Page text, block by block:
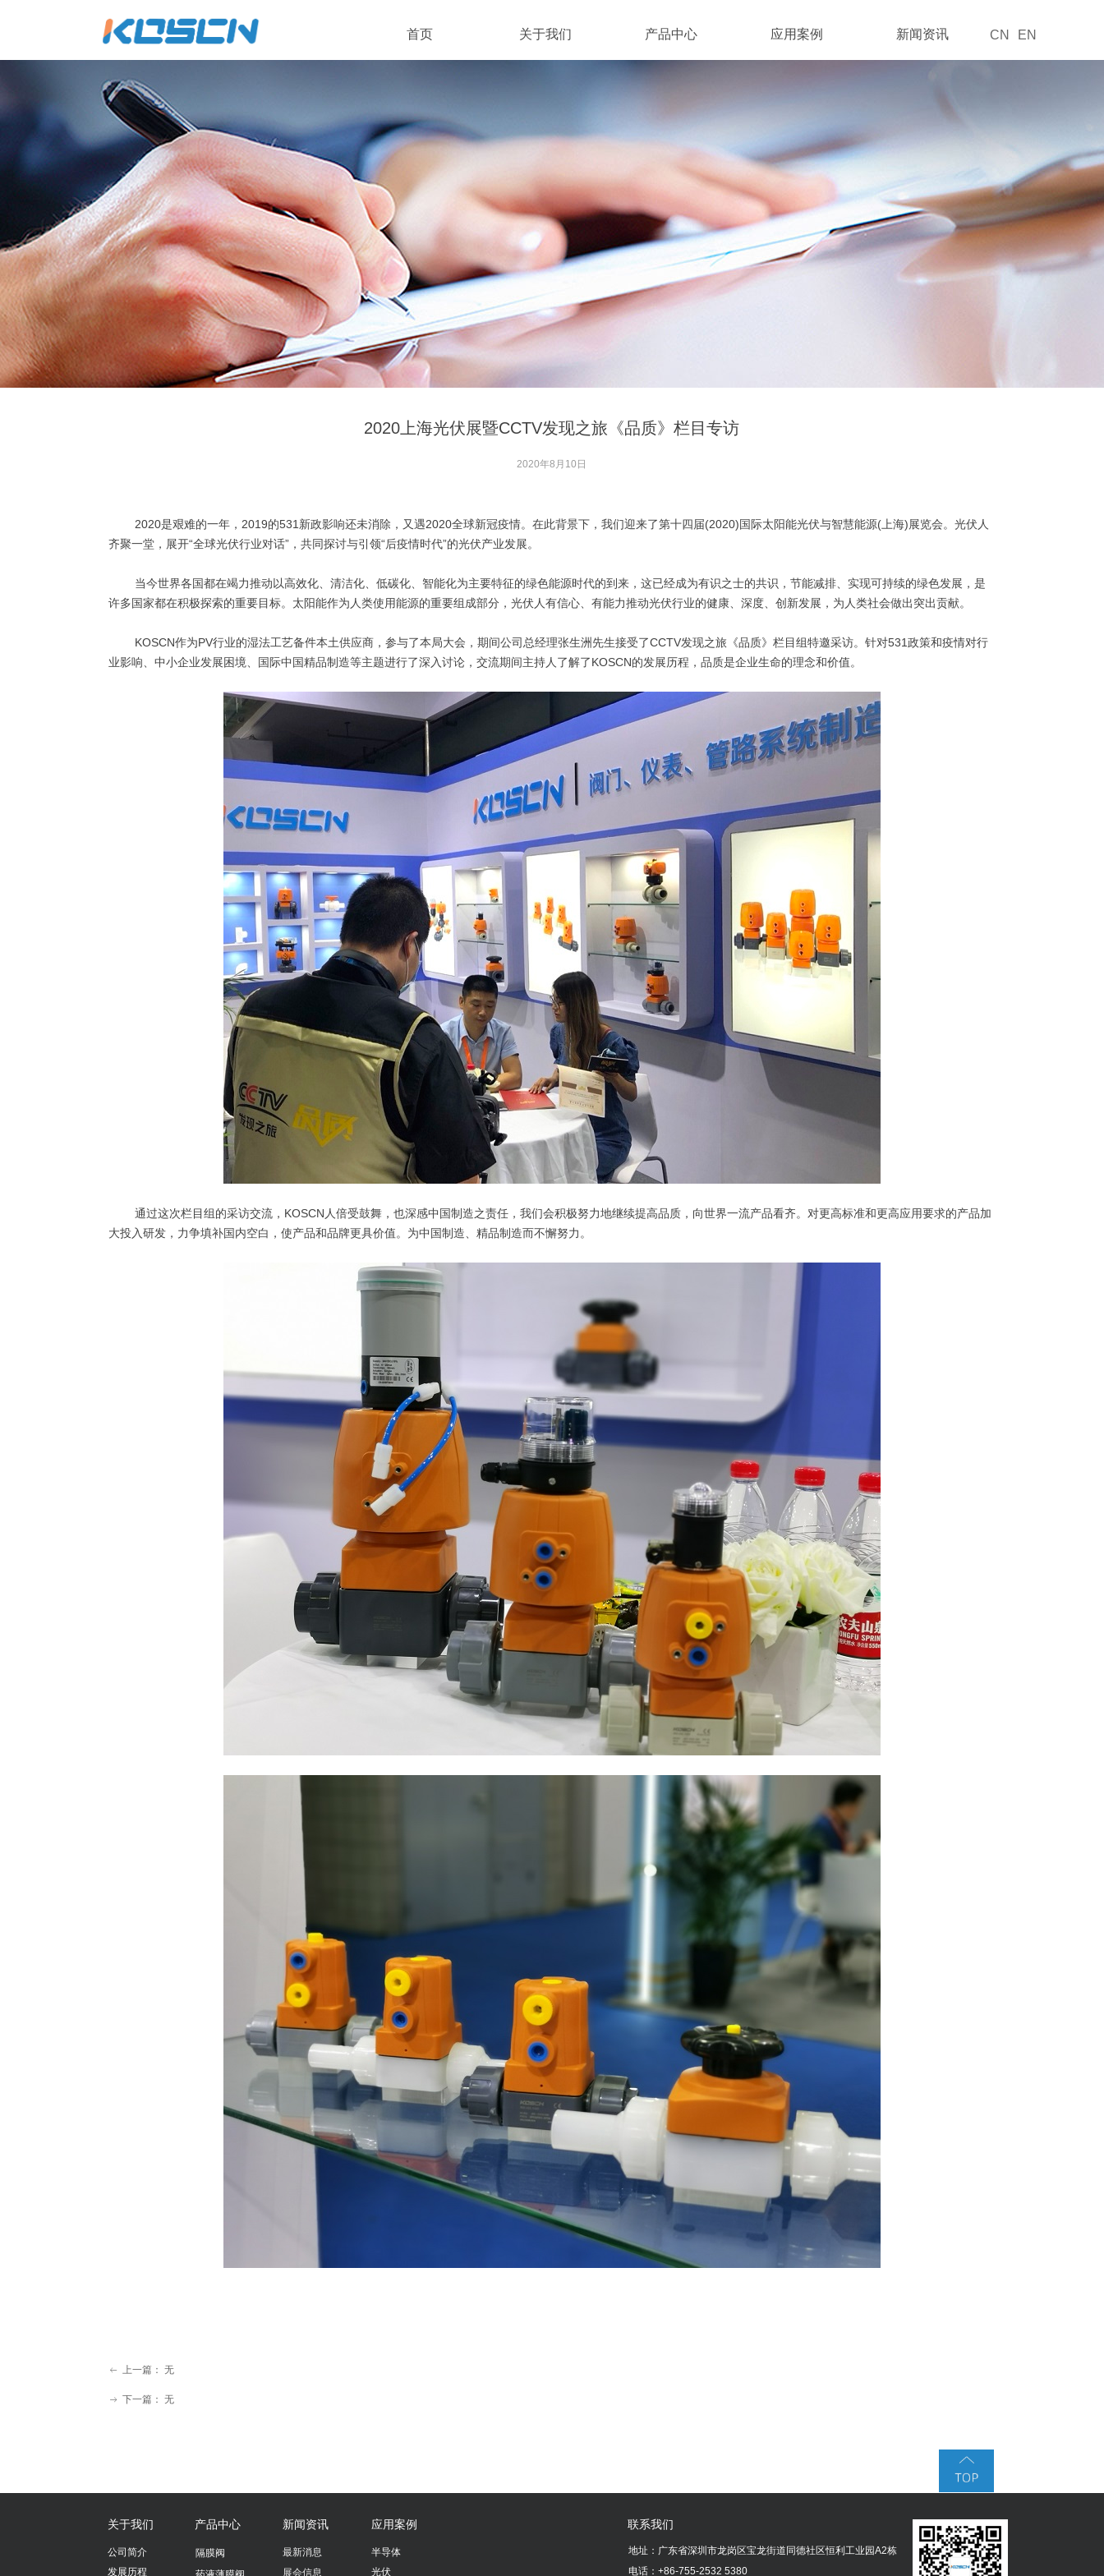
首页 关于我们 产品中心 应用案例 新闻资讯 CN EN
2020上海光伏展暨CCTV发现之旅《品质》栏目专访
2020是艰难的一年，2019的531新政影响还未消除，又遇2020全球新冠疫情。在此背景下，我们迎来了第十四届(2020)国际太阳能光伏与智慧能源(上海)展览会。光伏人
齐聚一堂，展开“全球光伏行业对话”，共同探讨与引领“后疫情时代”的光伏产业发展。
当今世界各国都在竭力推动以高效化、清洁化、低碳化、智能化为主要特征的绿色能源时代的到来，这已经成为有识之士的共识，节能减排、实现可持续的绿色发展，是
许多国家都在积极探索的重要目标。太阳能作为人类使用能源的重要组成部分，光伏人有信心、有能力推动光伏行业的健康、深度、创新发展，为人类社会做出突出贡献。
KOSCN作为PV行业的湿法工艺备件本土供应商，参与了本局大会，期间公司总经理张生洲先生接受了CCTV发现之旅《品质》栏目组特邀采访。针对531政策和疫情对行
业影响、中小企业发展困境、国际中国精品制造等主题进行了深入讨论，交流期间主持人了解了KOSCN的发展历程，品质是企业生命的理念和价值。
通过这次栏目组的采访交流，KOSCN人倍受鼓舞，也深感中国制造之责任，我们会积极努力地继续提高品质，向世界一流产品看齐。对更高标准和更高应用要求的产品加
大投入研发，力争填补国内空白，使产品和品牌更具价值。为中国制造、精品制造而不懈努力。
2020年8月10日
ꂃ 上一篇： 无
ꁹ 下一篇： 无
最新消息
展会信息
产品中心
关于我们 新闻资讯 联系我们
应用案例
地址： 广东省深圳市龙岗区宝龙街道同德社区恒利工业园A2栋
电话： +86-755-2532 5380
半导体
光伏
隔膜阀
公司简介
发展历程